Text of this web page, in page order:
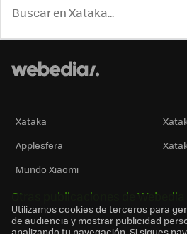
Xataka
Applesfera
Mundo Xiaomi
Otras publicaciones de Webedia
Utilizamos cookies de terceros para
de audiencia y mostrar publicidad